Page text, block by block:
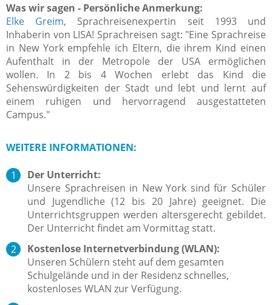
Was wir sagen - Persönliche Anmerkung:
Elke Greim, Sprachreisenexpertin seit 1993 und
Inhaberin von LISA! Sprachreisen sagt: "Eine Sprachreise
in New York empfehle ich Eltern, die ihrem Kind einen
Aufenthalt in der Metropole der USA ermöglichen
wollen. In 2 bis 4 Wochen erlebt das Kind die
Sehenswürdigkeiten der Stadt und lebt und lernt auf
einem ruhigen und hervorragend ausgestatteten
Campus."
WEITERE INFORMATIONEN:
Der Unterricht:
Unsere Sprachreisen in New York sind für Schüler
und Jugendliche (12 bis 20 Jahre) geeignet. Die
Unterrichtsgruppen werden altersgerecht gebildet.
Der Unterricht findet am Vormittag statt.
Kostenlose Internetverbindung (WLAN):
Unseren Schülern steht auf dem gesamten
Schulgelände und in der Residenz schnelles,
kostenloses WLAN zur Verfügung.